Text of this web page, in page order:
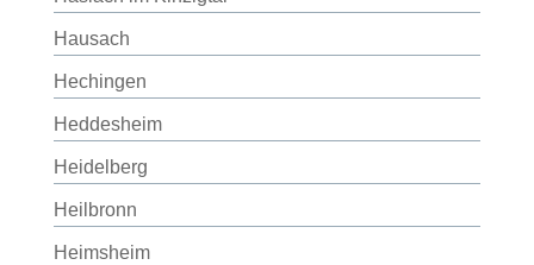
Hausach
Hechingen
Heddesheim
Heidelberg
Heilbronn
Heimsheim